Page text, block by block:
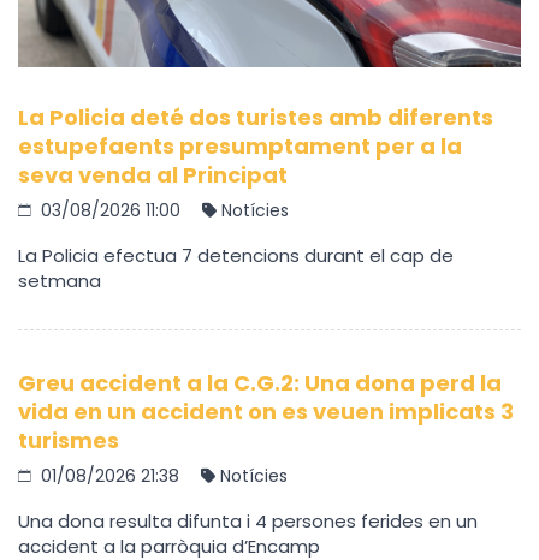
La Policia deté dos turistes amb diferents
estupefaents presumptament per a la
seva venda al Principat
03/08/2026 11:00 Notícies
La Policia efectua 7 detencions durant el cap de
setmana
Greu accident a la C.G.2: Una dona perd la
vida en un accident on es veuen implicats 3
turismes
01/08/2026 21:38 Notícies
Una dona resulta difunta i 4 persones ferides en un
accident a la parròquia d’Encamp